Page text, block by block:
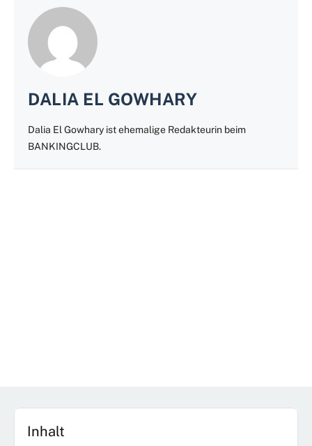
DALIA EL GOWHARY
Dalia El Gowhary ist ehemalige Redakteurin beim
BANKINGCLUB.
Inhalt